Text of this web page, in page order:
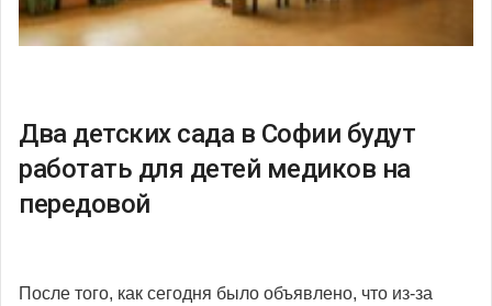
Два детских сада в Софии будут
работать для детей медиков на
передовой
После того, как сегодня было объявлено, что из-за